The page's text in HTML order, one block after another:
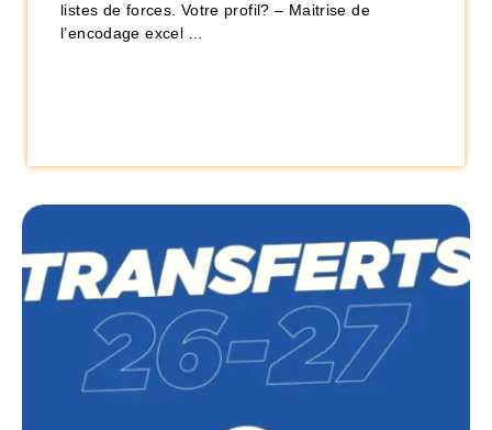
listes de forces. Votre profil? – Maitrise de
l’encodage excel …